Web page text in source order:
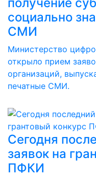
социально
СМИ
Министерство
открыло прием
организаций,
печатные СМИ.
Сегодня
заявок на
ПФКИ